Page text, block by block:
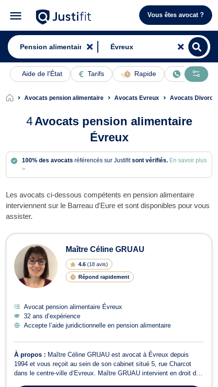
Vous êtes avocat ?
Aide de l'État Tarifs Rapide En ligne
Avocats pension alimentaire Avocats Evreux Avocats Divorce
4 Avocats pension alimentaire
Évreux
100% des avocats référencés sur Justifitsont vérifiés. En savoir plus
>
Les avocats ci-dessous compétents en pension alimentaire
interviennent sur le Barreau d'Eure et sont disponibles pour vous
assister.
Avocats en pension alimentaire à
Maître Céline GRUAU
4.6 (18 avis)
Répond rapidement
Avocat pension alimentaire Évreux
32 ans d’expérience
Accepte l’aide juridictionnelle en pension alimentaire
À propos : Maître Céline GRUAU est avocat à Évreux depuis
1994 et vous reçoit au sein de son cabinet situé 5, rue Charcot
dans le centre-ville d’Evreux. Maître GRUAU intervient en droit de